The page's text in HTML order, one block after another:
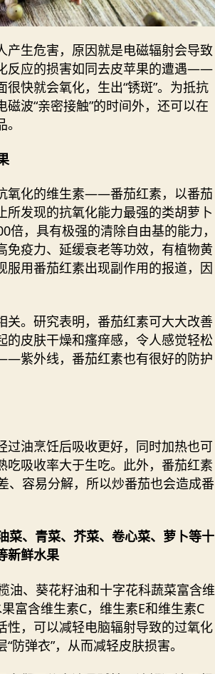
产生危害，原因就是电磁辐射会导致
反应的损害如同去皮苹果的遭遇——
快就会氧化，生出“锈斑”。为抵抗
波“亲密接触”的时间外，还可以在
氧化的维生素——番茄红素，以番茄
发现的抗氧化能力最强的类胡萝卜
，具有极强的清除自由基的能力，
免疫力、延缓衰老等功效，有植物黄
用番茄红素出现副作用的报道，因
关。研究表明，番茄红素可大大改善
的皮肤干燥和瘙痒感，令人感觉轻松
紫外线，番茄红素也有很好的防护
过油烹饪后吸收更好，同时加热也可
吃吸收率大于生吃。此外，番茄红素
、容易分解，所以炒番茄也会造成番
菜、青菜、芥菜、卷心菜、萝卜等十
新鲜水果
油、葵花籽油和十字花科蔬菜富含维
富含维生素C，维生素E和维生素C
性，可以减轻电脑辐射导致的过氧化
防弹衣”，从而减轻皮肤损害。